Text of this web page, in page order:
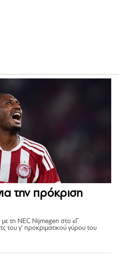
την πρόκριση
τη NEC Nijmegen στο «Γ.
του γ’ προκριματικού γύρου του